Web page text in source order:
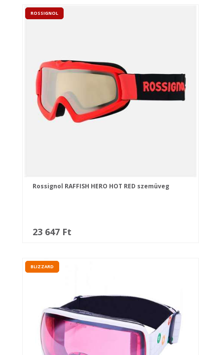
ROSSIGNOL
Rossignol RAFFISH HERO HOT RED szemüveg
23 647 Ft
BLIZZARD